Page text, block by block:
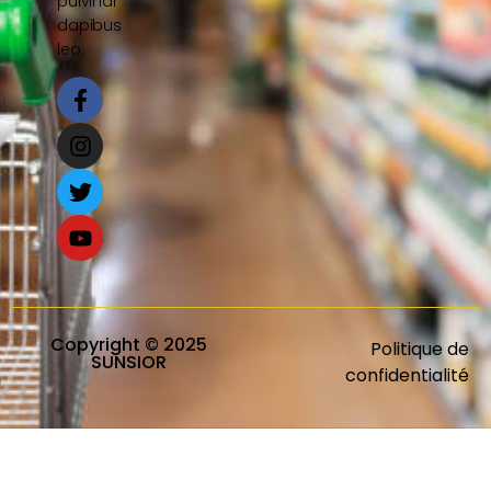
dapibus
leo.
Copyright © 2025
SUNSIOR
Politique de
confidentialité